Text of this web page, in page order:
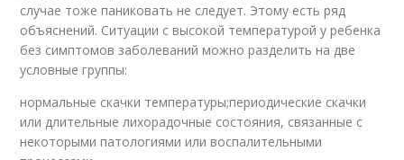
случае тоже паниковать не следует. Этому есть ряд
объяснений. Ситуации с высокой температурой у ребенка
без симптомов заболеваний можно разделить на две
условные группы:
нормальные скачки температуры;периодические скачки
или длительные лихорадочные состояния, связанные с
некоторыми патологиями или воспалительными